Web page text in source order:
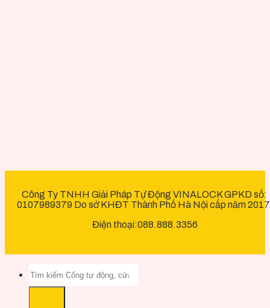
Công Ty TNHH Giải Pháp Tự Động VINALOCK GPKD số:
0107989379 Do sở KHĐT Thành Phố Hà Nội cấp năm
Điện thoại:088.888.3356